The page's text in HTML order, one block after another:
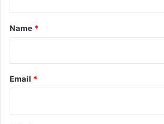
*
Name *
Email *